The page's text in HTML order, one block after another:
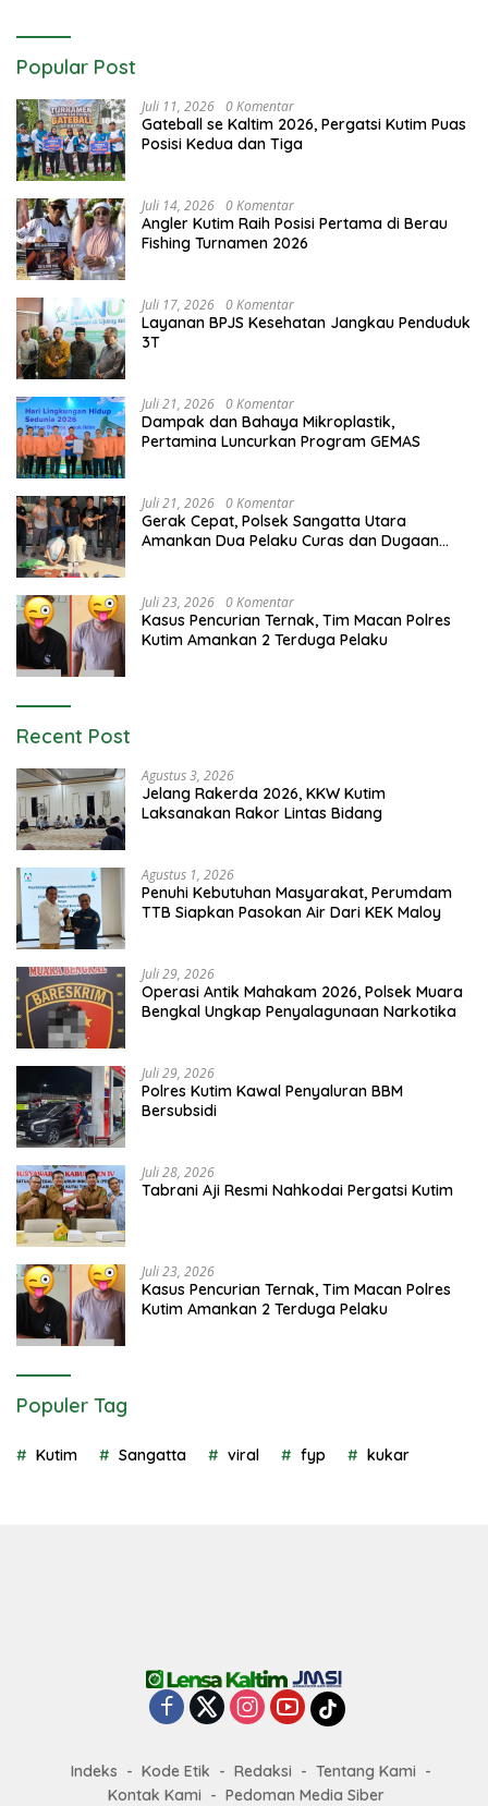
Popular Post
Juli 11, 2026 0 Komentar
Gateball se Kaltim 2026, Pergatsi Kutim Puas
Posisi Kedua dan Tiga
Juli 14, 2026 0 Komentar
Angler Kutim Raih Posisi Pertama di Berau
Fishing Turnamen 2026
Juli 17, 2026 0 Komentar
Layanan BPJS Kesehatan Jangkau Penduduk
3T
Juli 21, 2026 0 Komentar
Dampak dan Bahaya Mikroplastik,
Pertamina Luncurkan Program GEMAS
Juli 21, 2026 0 Komentar
Gerak Cepat, Polsek Sangatta Utara
Amankan Dua Pelaku Curas dan Dugaan
Juli 23, 2026 0 Komentar
Kasus Pencurian Ternak, Tim Macan Polres
Kutim Amankan 2 Terduga Pelaku
Recent Post
Agustus 3, 2026
Jelang Rakerda 2026, KKW Kutim
Laksanakan Rakor Lintas Bidang
Agustus 1, 2026
Penuhi Kebutuhan Masyarakat, Perumdam
TTB Siapkan Pasokan Air Dari KEK Maloy
Juli 29, 2026
Operasi Antik Mahakam 2026, Polsek Muara
Bengkal Ungkap Penyalagunaan Narkotika
Juli 29, 2026
Polres Kutim Kawal Penyaluran BBM
Bersubsidi
Juli 28, 2026
Tabrani Aji Resmi Nahkodai Pergatsi Kutim
Juli 23, 2026
Kasus Pencurian Ternak, Tim Macan Polres
Kutim Amankan 2 Terduga Pelaku
Populer Tag
Kutim Sangatta viral fyp kukar
Indeks Kode Etik Redaksi
Tentang Kami
Kontak Kami
Pedoman Media Siber